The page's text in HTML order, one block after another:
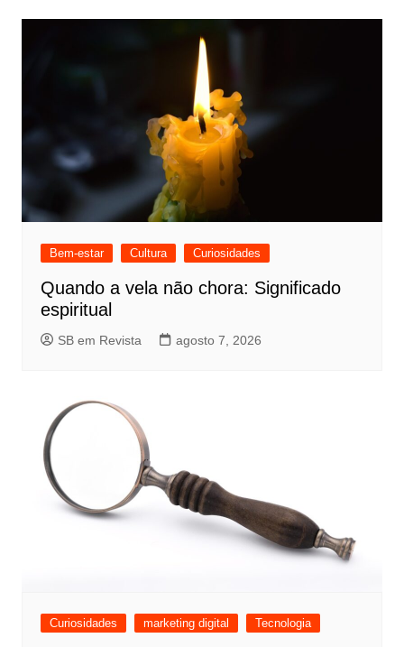
Bem-estar Cultura Curiosidades
Quando a vela não chora: Significado
espiritual
SB em Revista agosto 7, 2026
Curiosidades marketing digital Tecnologia